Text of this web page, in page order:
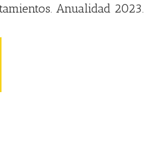
Anualidad 2023.